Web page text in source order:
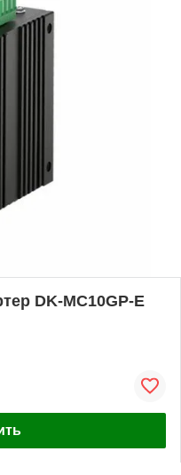
DK-MC10GP-E